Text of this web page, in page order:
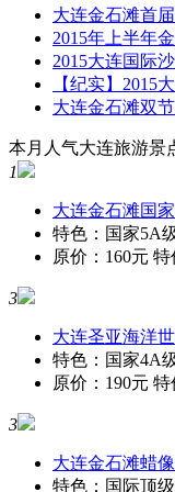
大连金石滩首
2015年上半年
2015大连国际
【纪实】2015
大连金石滩双
本月人气大连旅游景
1
大连金石滩国
特色：国家5A
原价：160元
3
大连圣亚海洋
特色：国家4A
原价：190元
3
大连金石滩蜡
特色：国际顶